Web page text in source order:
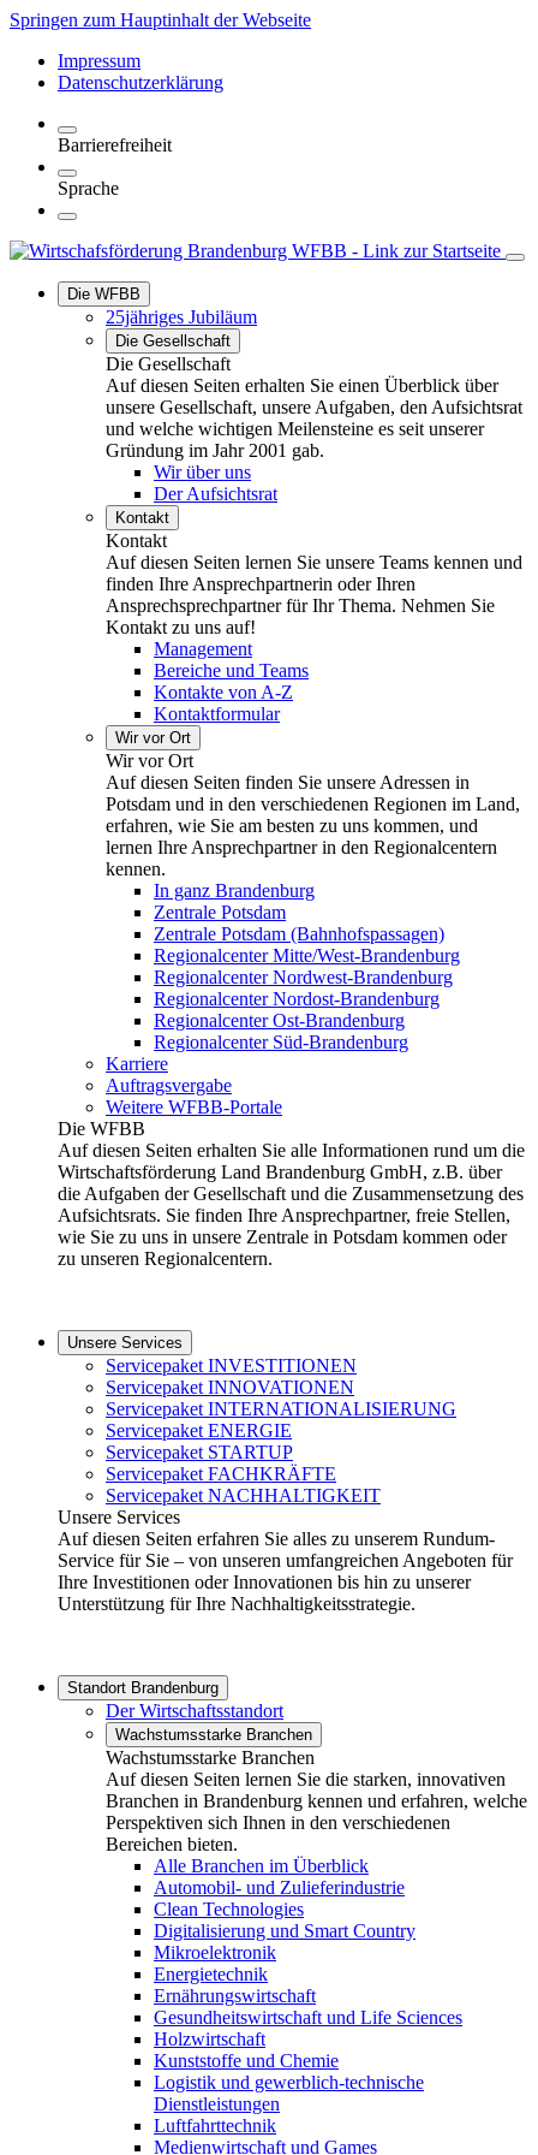
Springen zum Hauptinhalt der Webseite
Impressum
Datenschutzerklärung
Barrierefreiheit
Sprache
Die WFBB
25jähriges Jubiläum
Die Gesellschaft
Die Gesellschaft
Auf diesen Seiten erhalten Sie einen Überblick über
unsere Gesellschaft, unsere Aufgaben, den Aufsichtsrat
und welche wichtigen Meilensteine es seit unserer
Gründung im Jahr 2001 gab.
Wir über uns
Der Aufsichtsrat
Kontakt
Kontakt
Auf diesen Seiten lernen Sie unsere Teams kennen und
finden Ihre Ansprechpartnerin oder Ihren
Ansprechsprechpartner für Ihr Thema. Nehmen Sie
Kontakt zu uns auf!
Management
Bereiche und Teams
Kontakte von A-Z
Kontaktformular
Wir vor Ort
Wir vor Ort
Auf diesen Seiten finden Sie unsere Adressen in
Potsdam und in den verschiedenen Regionen im Land,
erfahren, wie Sie am besten zu uns kommen, und
lernen Ihre Ansprechpartner in den Regionalcentern
kennen.
In ganz Brandenburg
Zentrale Potsdam
Zentrale Potsdam (Bahnhofspassagen)
Regionalcenter Mitte/West-Brandenburg
Regionalcenter Nordwest-Brandenburg
Regionalcenter Nordost-Brandenburg
Regionalcenter Ost-Brandenburg
Regionalcenter Süd-Brandenburg
Karriere
Auftragsvergabe
Weitere WFBB-Portale
Die WFBB
Auf diesen Seiten erhalten Sie alle Informationen rund um die
Wirtschaftsförderung Land Brandenburg GmbH, z.B. über
die Aufgaben der Gesellschaft und die Zusammensetzung des
Aufsichtsrats. Sie finden Ihre Ansprechpartner, freie Stellen,
wie Sie zu uns in unsere Zentrale in Potsdam kommen oder
zu unseren Regionalcentern.
Unsere Services
Servicepaket INVESTITIONEN
Servicepaket INNOVATIONEN
Servicepaket INTERNATIONALISIERUNG
Servicepaket ENERGIE
Servicepaket STARTUP
Servicepaket FACHKRÄFTE
Servicepaket NACHHALTIGKEIT
Unsere Services
Auf diesen Seiten erfahren Sie alles zu unserem Rundum-
Service für Sie – von unseren umfangreichen Angeboten für
Ihre Investitionen oder Innovationen bis hin zu unserer
Unterstützung für Ihre Nachhaltigkeitsstrategie.
Standort Brandenburg
Der Wirtschaftsstandort
Wachstumsstarke Branchen
Wachstumsstarke Branchen
Auf diesen Seiten lernen Sie die starken, innovativen
Branchen in Brandenburg kennen und erfahren, welche
Perspektiven sich Ihnen in den verschiedenen
Bereichen bieten.
Alle Branchen im Überblick
Automobil- und Zulieferindustrie
Clean Technologies
Digitalisierung und Smart Country
Mikroelektronik
Energietechnik
Ernährungswirtschaft
Gesundheitswirtschaft und Life Sciences
Holzwirtschaft
Kunststoffe und Chemie
Logistik und gewerblich-technische
Dienstleistungen
Luftfahrttechnik
Medienwirtschaft und Games